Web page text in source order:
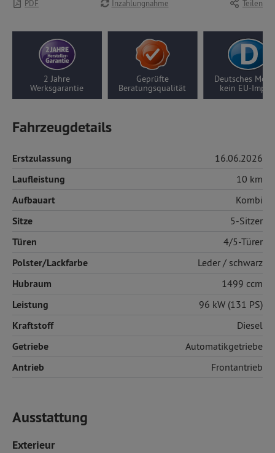
PDF Inzahlungnahme Teilen
Beratungsqualität
Deutsches Modell,
kein EU-Import
Fahrzeugdetails
Erstzulassung 16.06.2026
Laufleistung 10 km
Aufbauart Kombi
Sitze 5-Sitzer
Türen 4/5-Türer
Polster/Lackfarbe Leder / schwarz
Hubraum 1499 ccm
Leistung 96 kW (131 PS)
Kraftstoff Diesel
Getriebe Automatikgetriebe
Antrieb Frontantrieb
Ausstattung
Exterieur